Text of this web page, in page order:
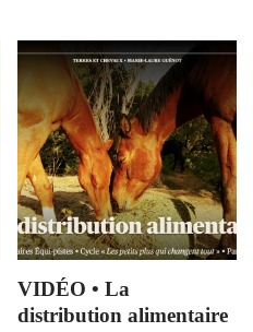
VIDÉO • La
distribution alimentaire